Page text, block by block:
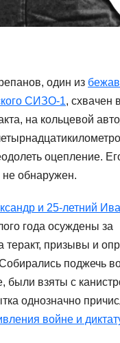
один из
СИЗО-1, схвачен
на кольцевой
оцепление.
обнаружен.
и 25-летний
года осуждены за
теракт, призывы и
поджечь
были взяты с
однозначно
войне и